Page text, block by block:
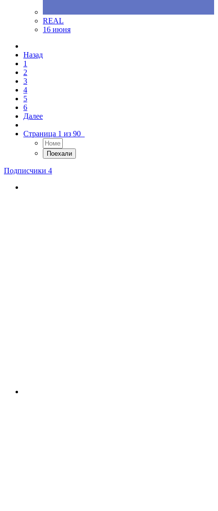
REAL
16 июня
Назад
1
2
3
4
5
6
Далее
Страница 1 из 90
Подписчики 4